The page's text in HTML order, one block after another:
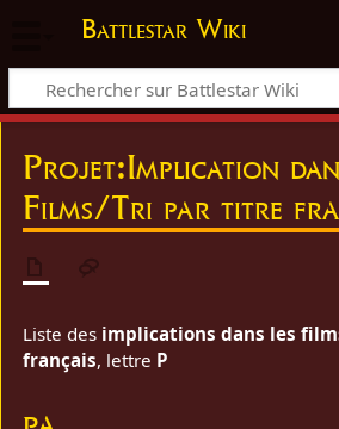
Battlestar Wiki
Projet:Implication
Films/Tri par titre
Liste des implications dans les
français, lettre P